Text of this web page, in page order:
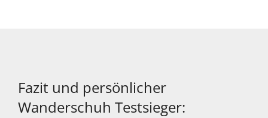
Fazit und persönlicher
Wanderschuh Testsieger: